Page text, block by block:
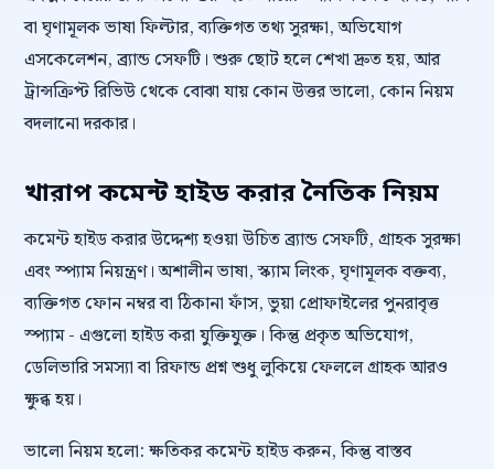
বা ঘৃণামূলক ভাষা ফিল্টার, ব্যক্তিগত তথ্য সুরক্ষা, অভিযোগ
এসকেলেশন, ব্র্যান্ড সেফটি। শুরু ছোট হলে শেখা দ্রুত হয়, আর
ট্রান্সক্রিপ্ট রিভিউ থেকে বোঝা যায় কোন উত্তর ভালো, কোন নিয়ম
বদলানো দরকার।
খারাপ কমেন্ট হাইড করার নৈতিক নিয়ম
কমেন্ট হাইড করার উদ্দেশ্য হওয়া উচিত ব্র্যান্ড সেফটি, গ্রাহক সুরক্ষা
এবং স্প্যাম নিয়ন্ত্রণ। অশালীন ভাষা, স্ক্যাম লিংক, ঘৃণামূলক বক্তব্য,
ব্যক্তিগত ফোন নম্বর বা ঠিকানা ফাঁস, ভুয়া প্রোফাইলের পুনরাবৃত্ত
স্প্যাম - এগুলো হাইড করা যুক্তিযুক্ত। কিন্তু প্রকৃত অভিযোগ,
ডেলিভারি সমস্যা বা রিফান্ড প্রশ্ন শুধু লুকিয়ে ফেললে গ্রাহক আরও
ক্ষুব্ধ হয়।
ভালো নিয়ম হলো: ক্ষতিকর কমেন্ট হাইড করুন, কিন্তু বাস্তব